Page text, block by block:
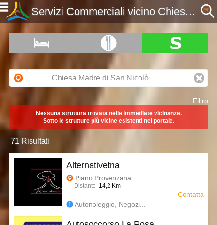
Servizi Commerciali vicino Chiesa Madre di San Nicolò di Bari, ME, Sicilia - Etnaportal
Filtro
Nessuna struttura trovata nelle immediate vicinanze.
Sotto le strutture più vicine esistenti nel portale.
71 Risultati
Alternativetna
Piano Provenzana
Distante 14,2 Km
Autonoleggio, Negozi...
Contatta